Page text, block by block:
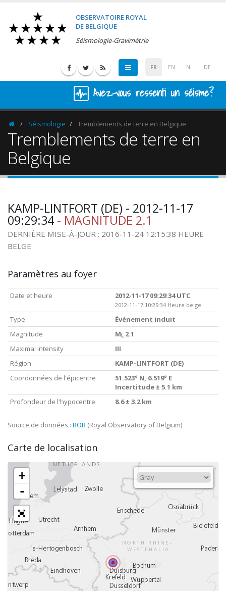
OBSERVATOIRE ROYAL
DE BELGIQUE
Séismologie-Gravimétrie
FR EN NL DE
Avez-vous ressenti un séisme?
HomepageSéismologie Tremblements de terre en Belgique
Tremblements de terre en
Belgique
KAMP-LINTFORT (DE) - 2012-11-17
09:29:34 - MAGNITUDE 2.1
DERNIÈRE MISE-À-JOUR : 2016-11-24 12:15:38 HEURE
BELGE
Paramètres au foyer
Date et heure 2012-11-17 09:29:34 UTC
2012-11-17 10:29:34 Heure belge
Type
Événement induit
Magnitude
M L 2.1
Maximal intensity
III
Région
KAMP-LINTFORT (DE)
Coordonnées de l'épicentre
51.523° N, 6.519° E
Incertitude ± 5.1 km
Profondeur de l'hypocentre
8.6 ± 3.2 km
Source de données : ROB (Royal Observatory of Belgium)
Carte de localisation
+
-